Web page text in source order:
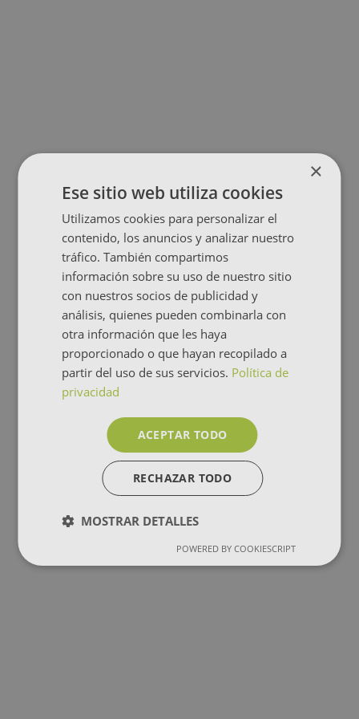
×
Ese sitio web utiliza cookies
Utilizamos cookies para personalizar el
contenido, los anuncios y analizar nuestro
tráfico. También compartimos
información sobre su uso de nuestro sitio
con nuestros socios de publicidad y
análisis, quienes pueden combinarla con
otra información que les haya
proporcionado o que hayan recopilado a
partir del uso de sus servicios. Política de
privacidad
ACEPTAR TODO
RECHAZAR TODO
MOSTRAR DETALLES
POWERED BY COOKIESCRIPT